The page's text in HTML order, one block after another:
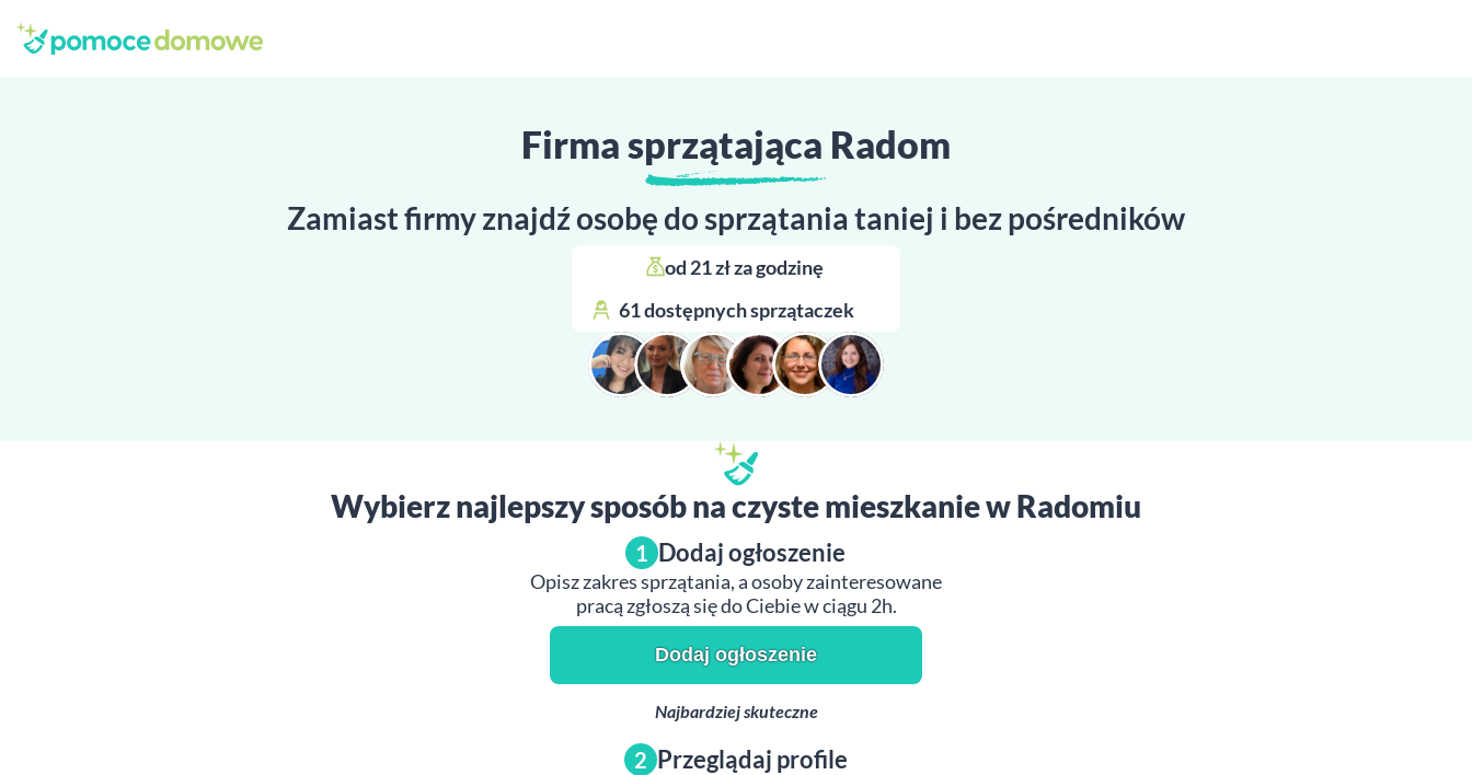
Firma sprzątająca Radom
Zamiast firmy znajdź osobę do sprzątania taniej i bez pośredników
od 21 zł za godzinę
61 dostępnych sprzątaczek
Wybierz najlepszy sposób na czyste mieszkanie w Radomiu
1 Dodaj ogłoszenie
Opisz zakres sprzątania, a osoby zainteresowane
pracą zgłoszą się do Ciebie w ciągu 2h.
Dodaj ogłoszenie
Najbardziej skuteczne
2 Przeglądaj profile